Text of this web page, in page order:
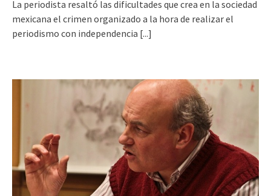
La periodista resaltó las dificultades que crea en la sociedad
mexicana el crimen organizado a la hora de realizar el
periodismo con independencia [...]